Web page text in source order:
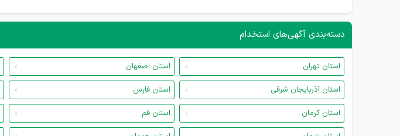
دسته‌بندی آگهی‌های استخدام
استان تهران استان اصفهان
استان آذربایجان شرقی
استان فارس
استان کرمان
استان قم